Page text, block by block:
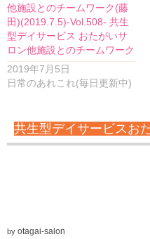
他施設とのチームワーク(藤
田)(2019.7.5)-Vol.508- 共生
型デイサービス おたがいサ
ロン他施設とのチームワーク
2019年7月5日
日常のあれこれ(毎日更新中)
共生型デイサービスお
by otagai-salon